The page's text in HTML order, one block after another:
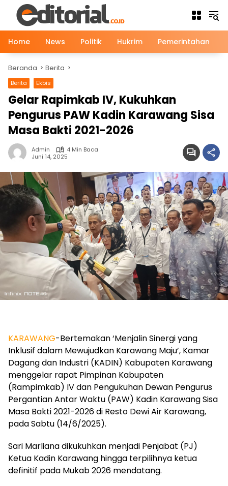
Langsung
konten
Home
News Politik Hukrim Pemerintahan
Beranda Berita
Berita Ekbis
Gelar Rapimkab IV, Kukuhkan
Pengurus PAW Kadin Karawang Sisa
Masa Bakti 2021-2026
Admin
4 Min Baca
Juni 14, 2025
KARAWANG-Bertemakan ‘Menjalin Sinergi yang
Inklusif dalam Mewujudkan Karawang Maju’, Kamar
Dagang dan Industri (KADIN) Kabupaten Karawang
menggelar rapat Pimpinan Kabupaten
(Rampimkab) IV dan Pengukuhan Dewan Pengurus
Pergantian Antar Waktu (PAW) Kadin Karawang Sisa
Masa Bakti 2021-2026 di Resto Dewi Air Karawang,
pada Sabtu (14/6/2025).
Sari Marliana dikukuhkan menjadi Penjabat (PJ)
Ketua Kadin Karawang hingga terpilihnya ketua
definitif pada Mukab 2026 mendatang.